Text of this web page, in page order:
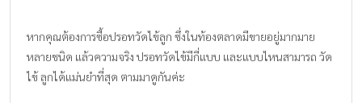
หากคุณต้องการซื้อปรอทวัดไข้ลูก ซึ่งในท้องตลาดมีขายอยู่มากมาย
หลายชนิด แล้วความจริง ปรอทวัดไข้มีกี่แบบ และแบบไหนสามารถ วัด
ไข้ ลูกได้แม่นยำที่สุด ตามมาดูกันค่ะ